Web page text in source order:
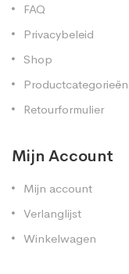
FAQ
Privacybeleid
Shop
Productcategorieën
Retourformulier
Mijn Account
Mijn account
Verlanglijst
Winkelwagen